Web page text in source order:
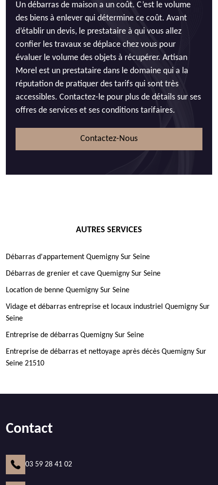
Un débarras de maison a un coût. C’est le volume
des biens à enlever qui détermine ce coût. Avant
d’établir un devis, le prestataire à qui vous allez
confier les travaux se déplace chez vous pour
évaluer le volume des objets à récupérer. Artisan
Morel est un prestataire dans le domaine qui a la
réputation de pratiquer des tarifs qui sont très
accessibles. Contactez-le pour plus de détails sur ses
offres de services et ses conditions tarifaires.
Contactez-Nous
AUTRES SERVICES
Débarras d'appartement Quemigny Sur Seine
Débarras de grenier et cave Quemigny Sur Seine
Location de benne Quemigny Sur Seine
Vidage et débarras entreprise et locaux industriel Quemigny Sur
Seine
Entreprise de débarras Quemigny Sur Seine
Entreprise de débarras et nettoyage après décès Quemigny Sur
Seine 21510
Contact
03 59 28 41 02